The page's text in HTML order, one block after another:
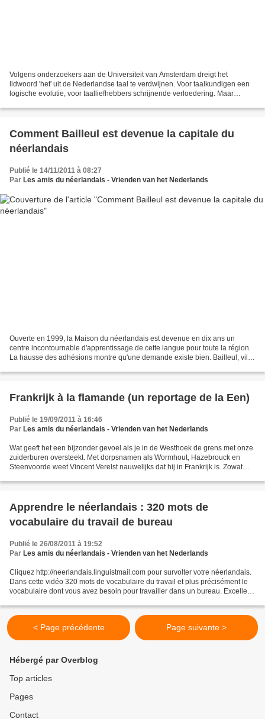
Volgens onderzoekers aan de Universiteit van Amsterdam dreigt het
lidwoord 'het' uit de Nederlandse taal te verdwijnen. Voor taalkundigen een
logische evolutie, voor taalliefhebbers schrijnende verloedering. Maar
Comment Bailleul est devenue la capitale du
néerlandais
Publié le 14/11/2011 à 08:27
Par Les amis du néerlandais - Vrienden van het Nederlands
Ouverte en 1999, la Maison du néerlandais est devenue en dix ans un
centre incontournable d'apprentissage de cette langue pour toute la région.
La hausse des adhésions montre qu'une demande existe bien. Bailleul, ville
Frankrijk à la flamande (un reportage de la Een)
Publié le 19/09/2011 à 16:46
Par Les amis du néerlandais - Vrienden van het Nederlands
Wat geeft het een bijzonder gevoel als je in de Westhoek de grens met onze
zuiderburen oversteekt. Met dorpsnamen als Wormhout, Hazebrouck en
Steenvoorde weet Vincent Verelst nauwelijks dat hij in Frankrijk is. Zowat
Apprendre le néerlandais : 320 mots de
vocabulaire du travail de bureau
Publié le 26/08/2011 à 19:52
Par Les amis du néerlandais - Vrienden van het Nederlands
Cliquez http://neerlandais.linguistmail.com pour survolter votre néerlandais.
Dans cette vidéo 320 mots de vocabulaire du travail et plus précisément le
vocabulaire dont vous avez besoin pour travailler dans un bureau. Excellent
< Page précédente Page suivante >
Hébergé par Overblog
Top articles
Pages
Contact